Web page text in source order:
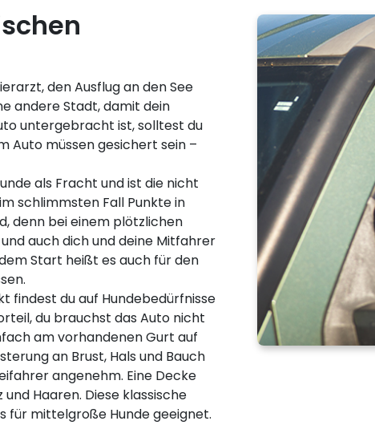
den Ausflug an den See
andere Stadt, damit dein
untergebracht ist, solltest du
Auto müssen gesichert sein –
als Fracht und ist die nicht
schlimmsten Fall Punkte in
denn bei einem plötzlichen
auch dich und deine Mitfahrer
Start heißt es auch für den
findest du auf Hundebedürfnisse
du brauchst das Auto nicht
am vorhandenen Gurt auf
an Brust, Hals und Bauch
angenehm. Eine Decke
Haaren. Diese klassische
für mittelgroße Hunde geeignet.